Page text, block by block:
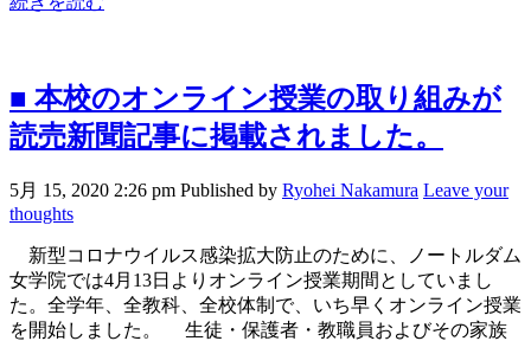
■ 本校のオンライン授業の取り組みが
読売新聞記事に掲載されました。
5月 15, 2020 2:26 pm Published by Ryohei Nakamura Leave your
thoughts
新型コロナウイルス感染拡大防止のために、ノートルダム
女学院では4月13日よりオンライン授業期間としていまし
た。全学年、全教科、全校体制で、いち早くオンライン授業
を開始しました。 生徒・保護者・教職員およびその家族